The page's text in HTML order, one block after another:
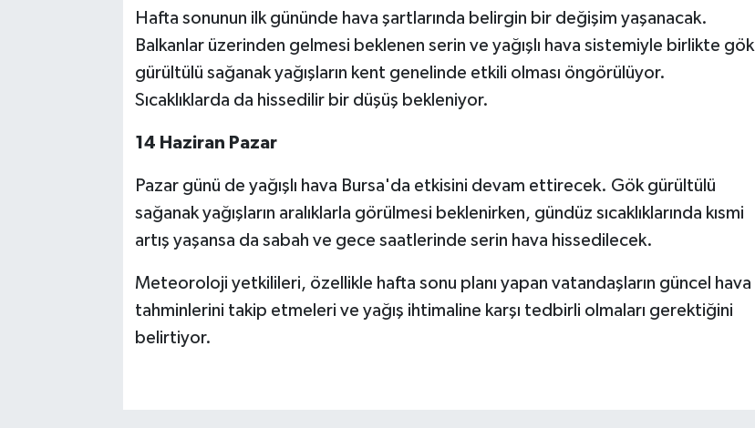
Hafta sonunun ilk gününde hava şartlarında belirgin bir değişim yaşanacak.
Balkanlar üzerinden gelmesi beklenen serin ve yağışlı hava sistemiyle birlikte gök
gürültülü sağanak yağışların kent genelinde etkili olması öngörülüyor.
Sıcaklıklarda da hissedilir bir düşüş bekleniyor.
14 Haziran Pazar
Pazar günü de yağışlı hava Bursa'da etkisini devam ettirecek. Gök gürültülü
sağanak yağışların aralıklarla görülmesi beklenirken, gündüz sıcaklıklarında kısmi
artış yaşansa da sabah ve gece saatlerinde serin hava hissedilecek.
Meteoroloji yetkilileri, özellikle hafta sonu planı yapan vatandaşların güncel hava
tahminlerini takip etmeleri ve yağış ihtimaline karşı tedbirli olmaları gerektiğini
belirtiyor.